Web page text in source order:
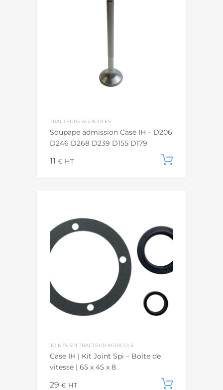
TRACTEURS AGRICOLES
Soupape admission Case IH – D206
D246 D268 D239 D155 D179
11 € HT
JOINTS SPI TRACTEUR AGRICOLE
Case IH | Kit Joint Spi – Boîte de
vitesse | 65 x 45 x 8
29 € HT